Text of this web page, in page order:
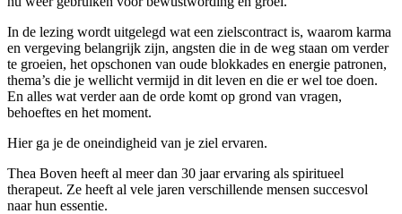
In de lezing wordt uitgelegd wat een zielscontract is, waarom karma
en vergeving belangrijk zijn, angsten die in de weg staan om verder
te groeien, het opschonen van oude blokkades en energie patronen,
thema’s die je wellicht vermijd in dit leven en die er wel toe doen.
En alles wat verder aan de orde komt op grond van vragen,
behoeftes en het moment.
Hier ga je de oneindigheid van je ziel ervaren.
Thea Boven heeft al meer dan 30 jaar ervaring als spiritueel
therapeut. Ze heeft al vele jaren verschillende mensen succesvol
naar hun essentie.